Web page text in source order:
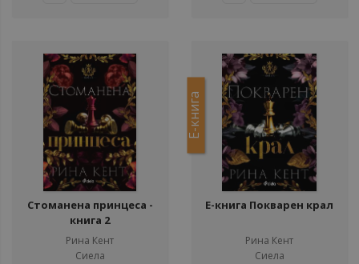
Стоманена принцеса -
книга 2
Рина Кент
Сиела
Е-книга
Е-книга Покварен крал
Рина Кент
Сиела